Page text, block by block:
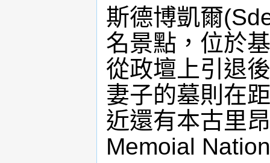
斯德博凱爾
名景點，位於
從政壇上引退
妻子的墓則在
近還有本古里
Memoial